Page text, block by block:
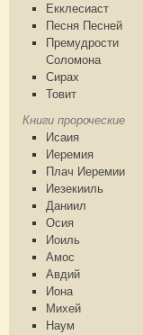
Екклесиаст
Песня Песней
Премудрости
Соломона
Сирах
Товит
Книги пророческие
Исаия
Иеремия
Плач Иеремии
Иезекииль
Даниил
Осия
Иоиль
Амос
Авдий
Иона
Михей
Наум